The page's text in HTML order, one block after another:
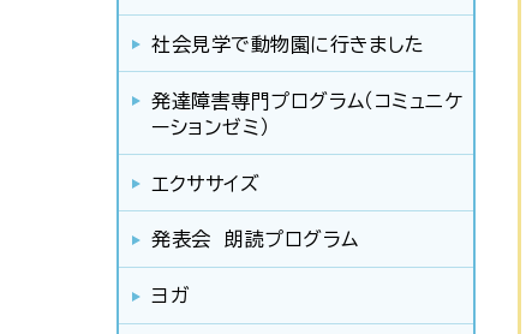
社会見学で動物園に行きました
発達障害専門プログラム（コミュニケ
ーションゼミ）
エクササイズ
発表会 朗読プログラム
ヨガ